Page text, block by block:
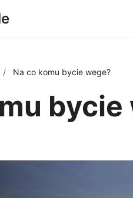
/ Na co komu bycie wege?
bycie